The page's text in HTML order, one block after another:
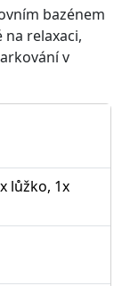
bazénem
relaxaci,
v
lůžko, 1x